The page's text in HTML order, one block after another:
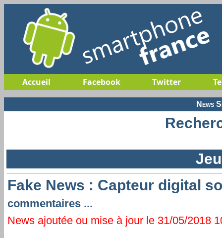
Accueil Facebook Twitter
News
Fake News : Capteur digital
commentaires ...
News ajoutée ou mise à jour le 31/05/2018